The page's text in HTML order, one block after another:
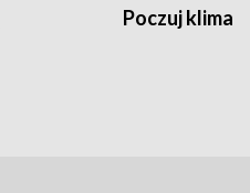
Poczuj klimat